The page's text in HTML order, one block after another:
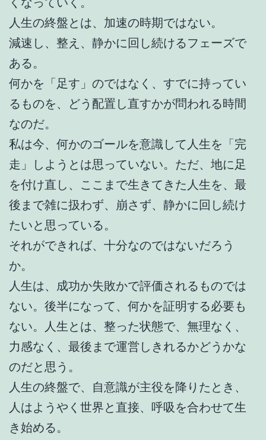
人生の終盤とは、加速の時期ではない。
減速し、整え、静かに回し続けるフェーズで
ある。
何かを「足す」のではなく、すでに持ってい
るものを、どう配置し直すかが問われる時間
なのだ。
私は今、何かのゴールを意識して人生を「完
走」しようとは思っていない。ただ、地に足
を付け直し、ここまで生きてきた人生を、最
後まで雑に扱わず、崩さず、静かに回し続け
たいと思っている。
それができれば、十分なのではないだろう
か。
人生は、成功か失敗かで評価されるものでは
ない。後半になって、何かを証明する必要も
ない。人生とは、整った状態で、無理なく、
力感なく、最後まで運営しきれるかどうかな
のだと思う。
人生の終盤で、自意識が主役を降りたとき、
人はようやく世界と直接、呼吸を合わせて生
き始める。